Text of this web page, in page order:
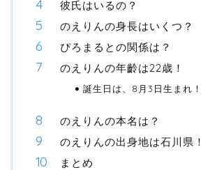
彼氏はいるの？
のえりんの身長はいくつ？
ぴろまるとの関係は？
のえりんの年齡は22歳！
誕生日は、8月3日生まれ！
のえりんの本名は？
のえりんの出身地は石川県！
まとめ